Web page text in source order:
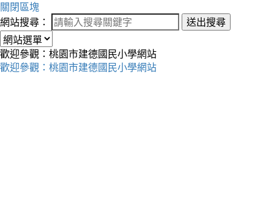
關閉區塊
網站搜尋：
送出搜尋
歡迎參觀：桃園市建德國民小學網站
歡迎參觀：桃園市建德國民小學網站